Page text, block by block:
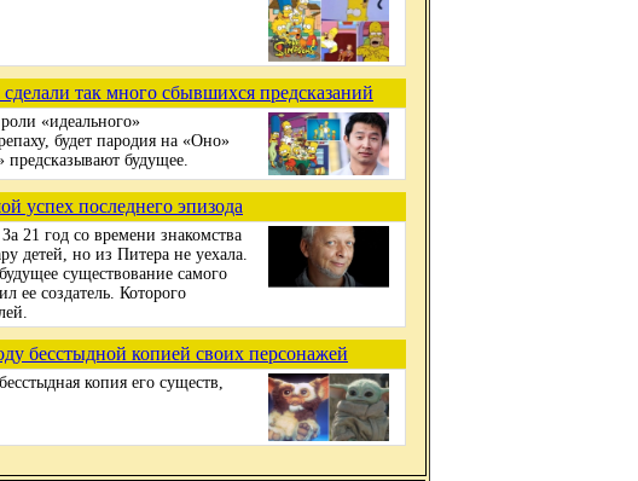
так много сбывшихся предсказаний
«идеального»
будет пародия на «Оно»
будущее.
успех последнего эпизода
21 год со времени знакомства
детей, но из Питера не уехала.
существование самого
ее создатель. Которого
бесстыдной копией своих персонажей
копия его существ,